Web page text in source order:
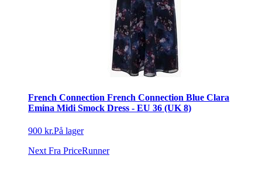
French Connection French Connection Blue Clara
Emina Midi Smock Dress - EU 36 (UK 8)
900 kr.På lager
Next Fra PriceRunner